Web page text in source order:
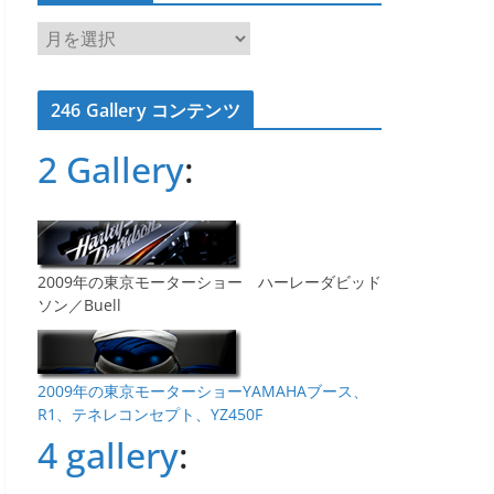
ア
ー
カ
イ246 Gallery コンテンツ
2 Gallery:
2009年の東京モーターショー ハーレーダビッド
ソン／Buell
2009年の東京モーターショーYAMAHAブース、
R1、テネレコンセプト、YZ450F
4 gallery: